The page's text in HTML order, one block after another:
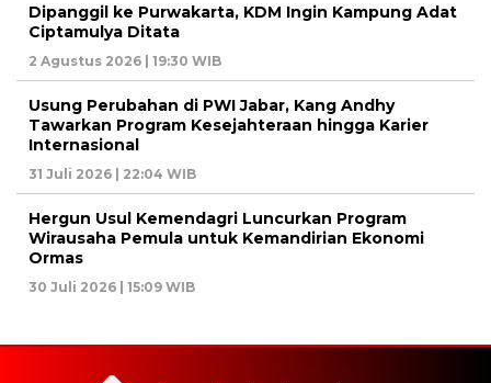
Dipanggil ke Purwakarta, KDM Ingin Kampung Adat
Ciptamulya Ditata
2 Agustus 2026 | 19:30 WIB
Usung Perubahan di PWI Jabar, Kang Andhy
Tawarkan Program Kesejahteraan hingga Karier
Internasional
31 Juli 2026 | 22:04 WIB
Hergun Usul Kemendagri Luncurkan Program
Wirausaha Pemula untuk Kemandirian Ekonomi
Ormas
30 Juli 2026 | 15:09 WIB